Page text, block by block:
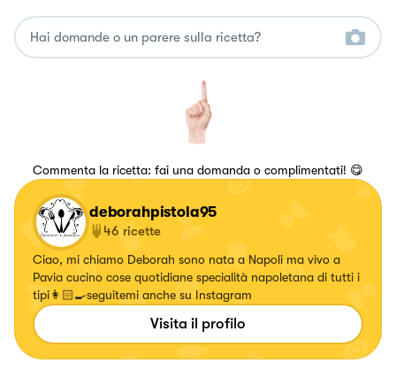
Commenta la ricetta: fai una domanda o complimentati! 😋
deborahpistola95
46 ricette
Ciao, mi chiamo Deborah sono nata a Napoli ma vivo a
Pavia cucino cose quotidiane specialità napoletana di tutti i
tipi👩🏻‍🍳seguitemi anche su Instagram
Visita il profilo